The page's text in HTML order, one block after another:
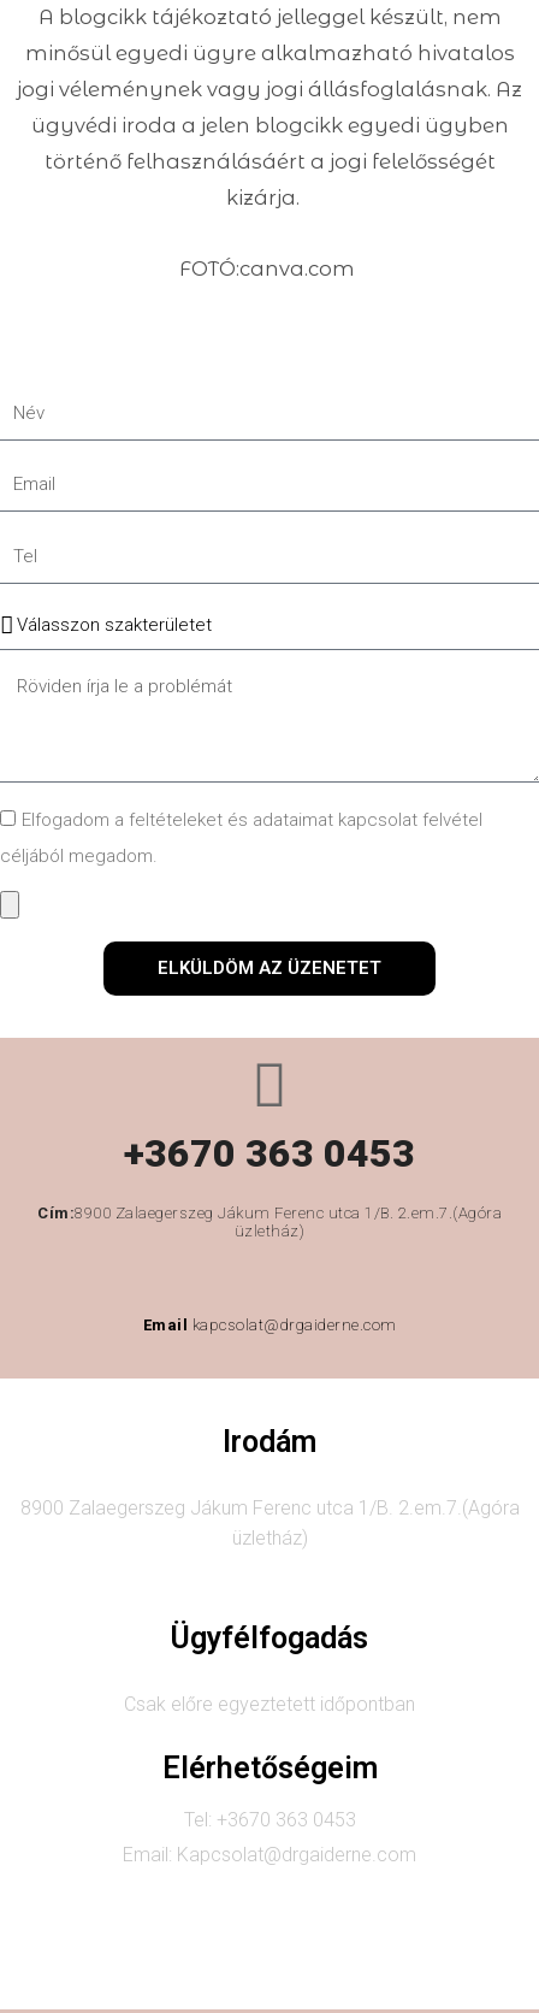
A blogcikk tájékoztató jelleggel készült, nem
minősül egyedi ügyre alkalmazható hivatalos
jogi véleménynek vagy jogi állásfoglalásnak. Az
ügyvédi iroda a jelen blogcikk egyedi ügyben
történő felhasználásáért a jogi felelősségét
kizárja.
FOTÓ:canva.com
Név
Email
Tel
Szakterület
Message
GDPRElfogadom a feltételeket és adataimat kapcsolat felvétel
céljából megadom.
ELKÜLDÖM AZ ÜZENETET
+3670 363 0453
Cím:8900 Zalaegerszeg Jákum Ferenc utca 1/B. 2.em.7.(Agóra
üzletház)
Email kapcsolat@drgaiderne.com
Irodám
8900 Zalaegerszeg Jákum Ferenc utca 1/B. 2.em.7.(Agóra
üzletház)
Ügyfélfogadás
Csak előre egyeztetett időpontban
Elérhetőségeim
Tel: +3670 363 0453
Email: Kapcsolat@drgaiderne.com